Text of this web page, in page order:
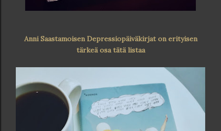
Anni Saastamoisen Depressiopäiväkirjat on erityisen
tärkeä osa tätä listaa